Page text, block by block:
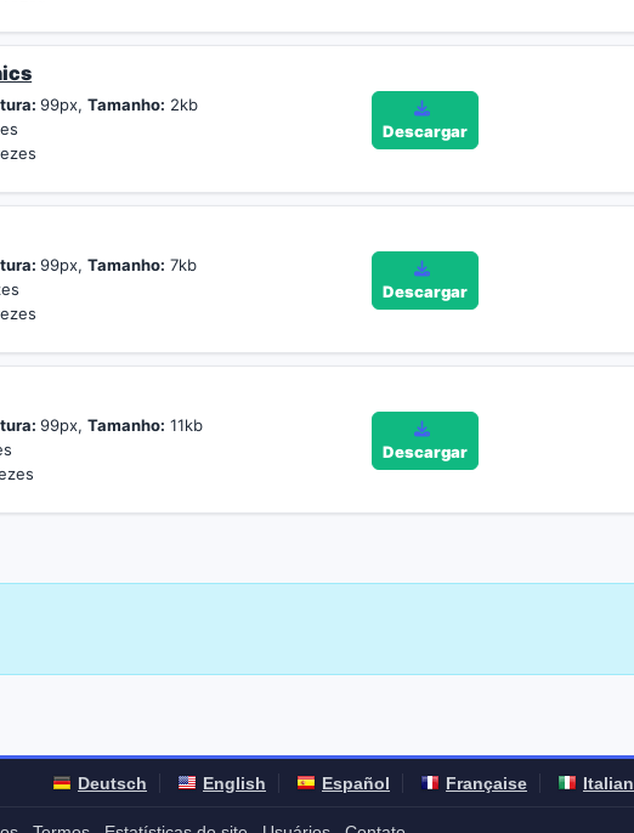
99px,Tamanho: 2kb
Descargar
99px,Tamanho: 7kb
Descargar
99px,Tamanho: 11kb
Descargar
Deutsch English Español Française